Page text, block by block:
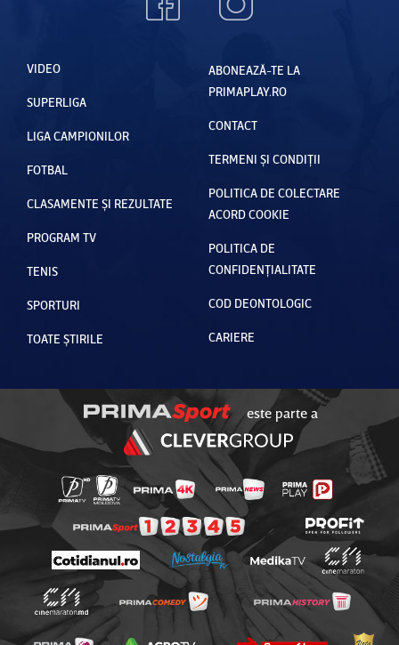
VIDEO
SUPERLIGA
LIGA CAMPIONILOR
FOTBAL
CLASAMENTE ȘI REZULTATE
PROGRAM TV
TENIS
SPORTURI
TOATE ȘTIRILE
ABONEAZĂ-TE LA
PRIMAPLAY.RO
CONTACT
TERMENI ȘI CONDIȚII
POLITICA DE COLECTARE
ACORD COOKIE
POLITICA DE
CONFIDENȚIALITATE
COD DEONTOLOGIC
CARIERE
este parte a